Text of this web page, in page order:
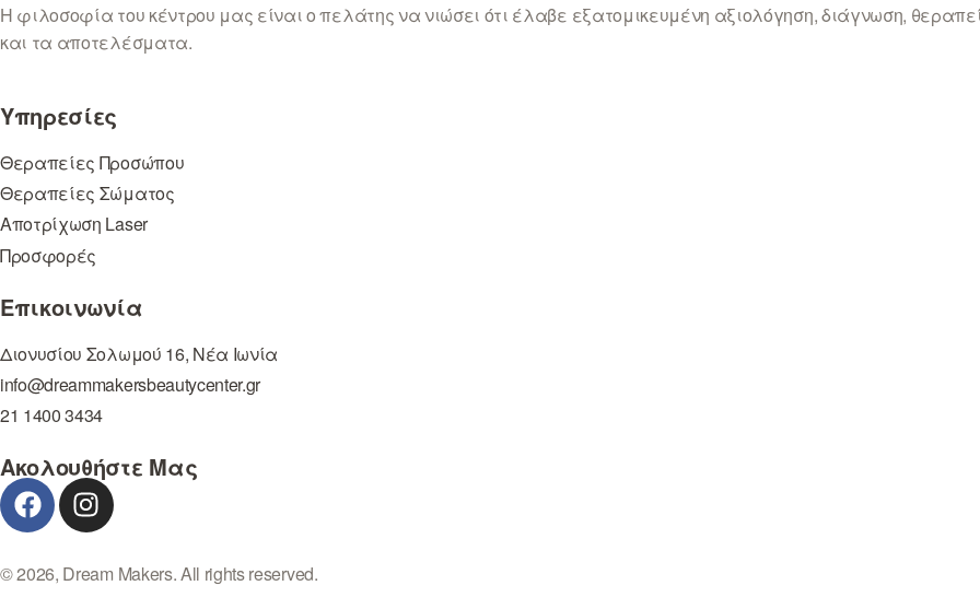
Η φιλοσοφία του κέντρου μας είναι ο πελάτης να νιώσει ότι έλαβε εξατομικευμένη αξιολόγηση, διάγνωση,
και τα αποτελέσματα.
Υπηρεσίες
Θεραπείες Προσώπου
Θεραπείες Σώματος
Αποτρίχωση Laser
Προσφορές
Επικοινωνία
Διονυσίου Σολωμού 16, Νέα Ιωνία
info@dreammakersbeautycenter.gr
21 1400 3434
Ακολουθήστε Μας
© 2026, Dream Makers. All rights reserved.